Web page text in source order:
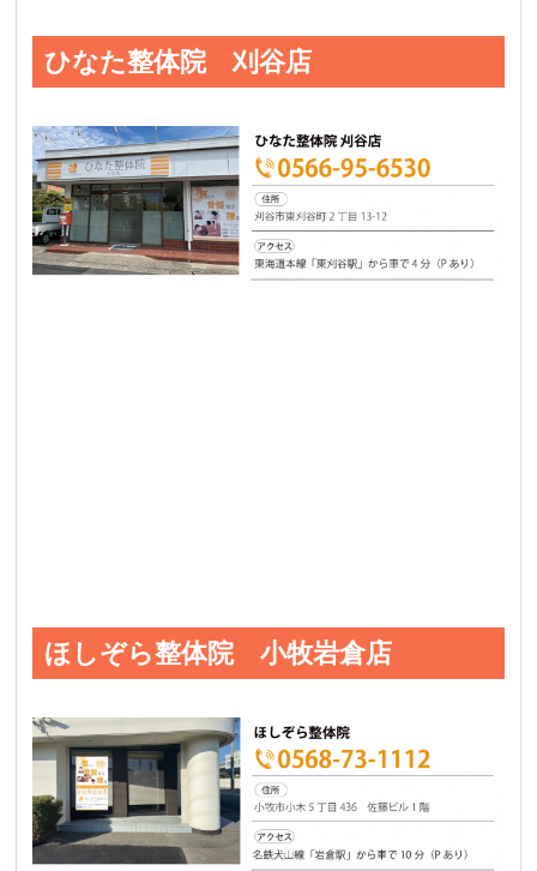
ひなた整体院 刈谷店
ほしぞら整体院 小牧岩倉店